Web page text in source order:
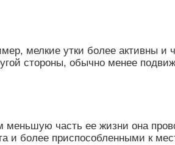
мелкие утки более активны и
стороны, обычно менее
часть ее жизни она
и более приспособленными к